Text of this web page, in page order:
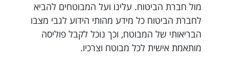
מול חברת הביטוח. עלינו ועל המבוטחים להביא
לחברת הביטוח כל מידע מהותי הידוע לגבי מצבו
הבריאותי של המבוטח, וכך נוכל לקבל פוליסה
מותאמת אישית לכל מבוטח וצרכיו.